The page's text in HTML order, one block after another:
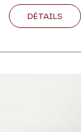
DÉTAILS